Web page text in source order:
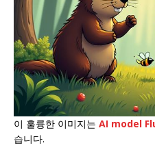
이 훌륭한 이미지는 AI model
습니다.